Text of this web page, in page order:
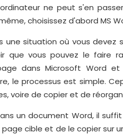
ne peut s'en
choisissez d'abord MS
une situation où vous
que vous pouvez le faire
dans Microsoft Word
le processus est simple.
voire de copier et de
un document Word, il
cible et de le copier sur